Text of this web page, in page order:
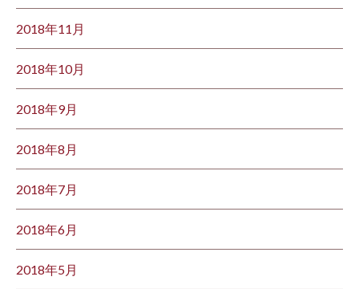
2018年11月
2018年10月
2018年9月
2018年8月
2018年7月
2018年6月
2018年5月